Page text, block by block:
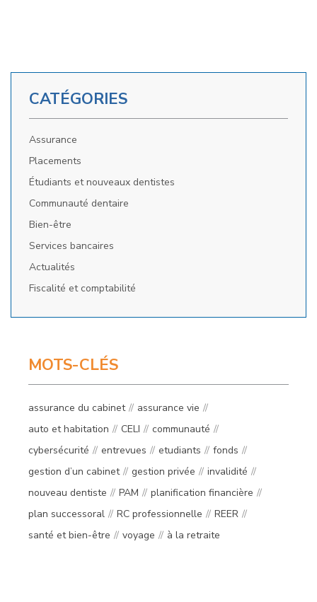
CATÉGORIES
Assurance
Placements
Étudiants et nouveaux dentistes
Communauté dentaire
Bien-être
Services bancaires
Actualités
Fiscalité et comptabilité
MOTS-CLÉS
assurance du cabinet
assurance vie
auto et habitation
CELI
communauté
cybersécurité
entrevues etudiants
fonds
gestion d’un cabinet
gestion privée
invalidité
nouveau dentiste
PAM
planification financière
plan successoral
RC professionnelle
REER
santé et bien-être
voyage à la retraite